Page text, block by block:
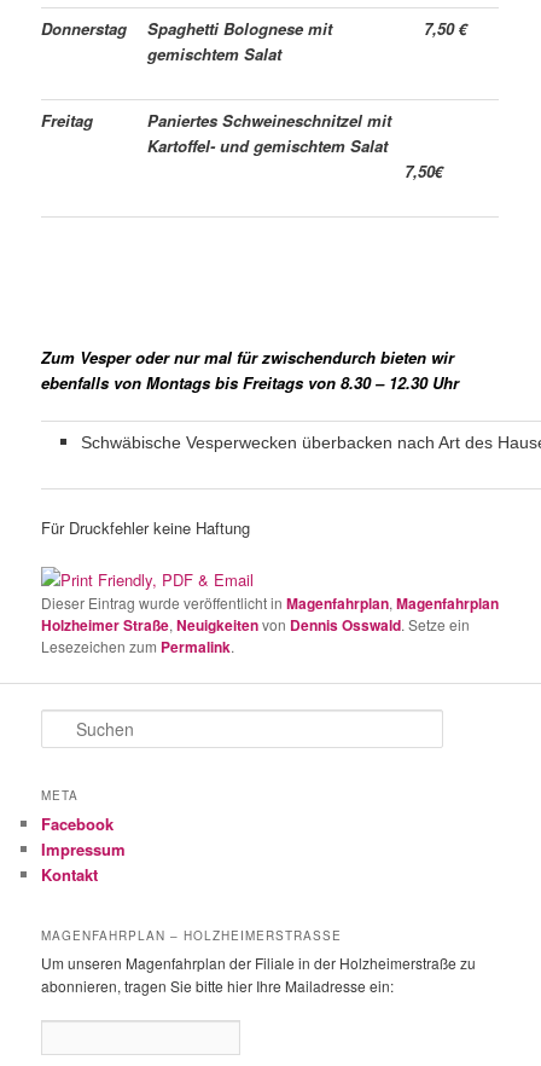
Donnerstag
Spaghetti Bolognese mit
gemischtem Salat
7,50 €
Freitag
Paniertes Schweineschnitzel mit
Kartoffel- und gemischtem Salat
7,50€
Zum Vesper oder nur mal für zwischendurch bieten wir
ebenfalls von Montags bis Freitags von 8.30 – 12.30 Uhr
Schwäbische Vesperwecken überbacken nach Art des
Für Druckfehler keine Haftung
Dieser Eintrag wurde veröffentlicht inMagenfahrplan,Magenfahrplan
Holzheimer Straße,Neuigkeitenvon Dennis Osswald. Setze ein
Lesezeichen zum Permalink.
u
h
n
META
Facebook
Impressum
Kontakt
MAGENFAHRPLAN – HOLZHEIMERSTRASSE
Um unseren Magenfahrplan der Filiale in der Holzheimerstraße zu
abonnieren, tragen Sie bitte hier Ihre Mailadresse ein: